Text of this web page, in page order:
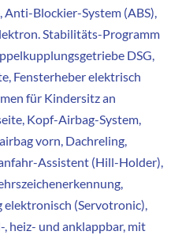
Blockier-System (ABS),
Stabilitäts-Programm
DSG,
Fensterheber elektrisch
für Kindersitz an
Kopf-Airbag-System,
vorn, Dachreling,
Assistent (Hill-Holder),
(Servotronic),
heiz- und anklappbar, mit